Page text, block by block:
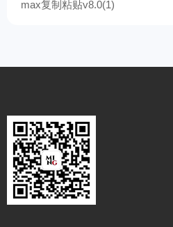
max复制粘贴v8.0(1)